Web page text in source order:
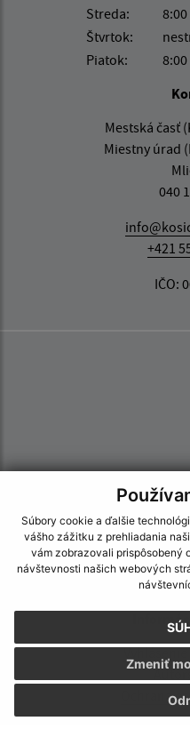
Súbory cookie a ďalšie
vášho zážitku z prehliadania
vám zobrazovali prispôsobený
návštevnosti našich webových
Zmeniť
Streda:
8:00
Štvrtok:
Piatok:
Mestská časť
Miestny úrad
040
+421
IČO:
Ochrana